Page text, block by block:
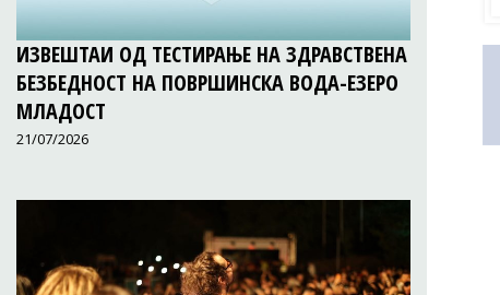
ИЗВЕШТАИ ОД ТЕСТИРАЊЕ НА ЗДРАВСТВЕНА
БЕЗБЕДНОСТ НА ПОВРШИНСКА ВОДА-ЕЗЕРО
МЛАДОСТ
21/07/2026